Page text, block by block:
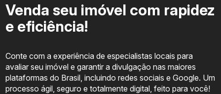
Venda seu imóvel com rapidez
e eficiência!
Conte com a experiência de especialistas locais para
avaliar seu imóvel e garantir a divulgação nas maiores
plataformas do Brasil, incluindo redes sociais e Google. Um
processo ágil, seguro e totalmente digital, feito para você!